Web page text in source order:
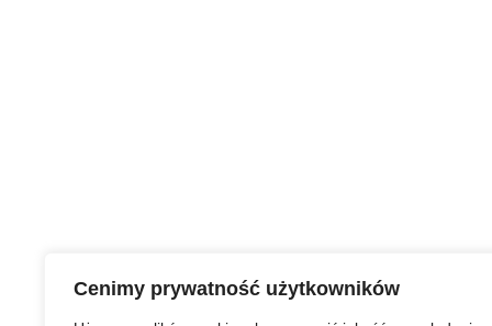
Cenimy prywatność użytkowników